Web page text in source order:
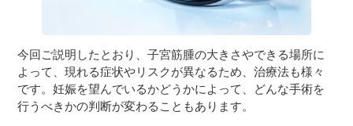
今回ご説明したとおり、子宮筋腫の大きさやできる場所に
よって、現れる症状やリスクが異なるため、治療法も様々
です。妊娠を望んでいるかどうかによって、どんな手術を
行うべきかの判断が変わることもあります。